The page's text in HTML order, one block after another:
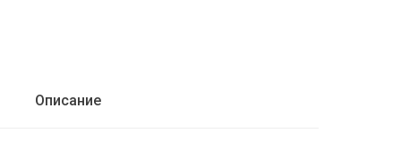
Описание